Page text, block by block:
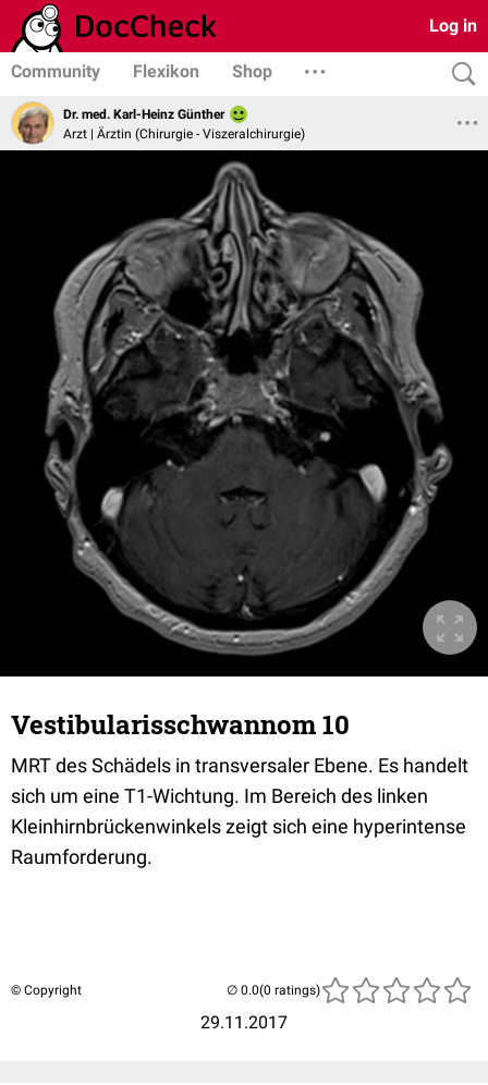
Log in
Community Flexikon Shop
Dr. med. Karl-Heinz Günther
Arzt | Ärztin (Chirurgie - Viszeralchirurgie)
Vestibularisschwannom 10
MRT des Schädels in transversaler Ebene. Es handelt
sich um eine T1-Wichtung. Im Bereich des linken
Kleinhirnbrückenwinkels zeigt sich eine hyperintense
Raumforderung.
© Copyright
29.11.2017
(0 ratings)